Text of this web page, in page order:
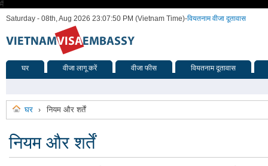
मैं
Saturday - 08th, Aug 2026 23:07:50 PM (Vietnam Time)-वियतनाम वीजा दूतावास
घर वीजा लागू करें वीजा फीस वियतनाम दूतावास
घर › नियम और शर्तें
नियम और शर्तें